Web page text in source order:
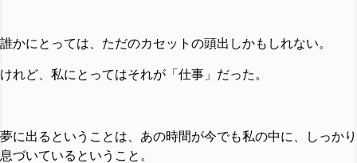
誰かにとっては、ただのカセットの頭出しかもしれない。
けれど、私にとってはそれが「仕事」だった。
夢に出るということは、あの時間が今でも私の中に、しっかり
息づいているということ。